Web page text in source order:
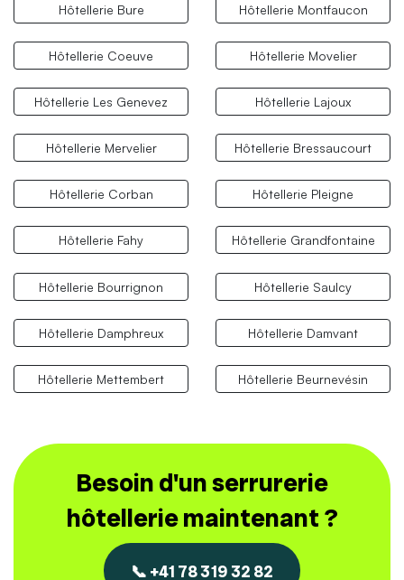
Hôtellerie Bure Hôtellerie Montfaucon
Hôtellerie Coeuve Hôtellerie Movelier
Hôtellerie Les Genevez Hôtellerie Lajoux
Hôtellerie Mervelier Hôtellerie Bressaucourt
Hôtellerie Corban Hôtellerie Pleigne
Hôtellerie Fahy Hôtellerie Grandfontaine
Hôtellerie Bourrignon Hôtellerie Saulcy
Hôtellerie Damphreux Hôtellerie Damvant
Hôtellerie Mettembert Hôtellerie Beurnevésin
Besoin d'un serrurerie
hôtellerie maintenant ?
📞 +41 78 319 32 82